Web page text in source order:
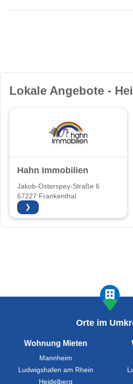
Lokale Angebote -
Hahn Immobilien
Jakob-Osterspey-Straße 6
67227 Frankenthal
❯
Orte im
Wohnung Mieten
Mannheim
Ludwigshafen am Rhein
Heidelberg